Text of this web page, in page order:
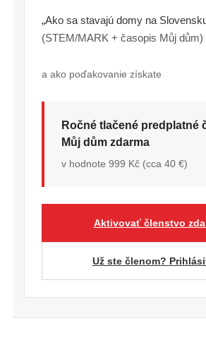
„Ako sa stavajú domy na
(STEM/MARK + časopis Můj dům)
a ako poďakovanie získate
Ročné tlačené predplatné
Můj dům zdarma
v hodnote 999 Kč (cca 40 €)
Aktivovať členstvo
Už ste členom?